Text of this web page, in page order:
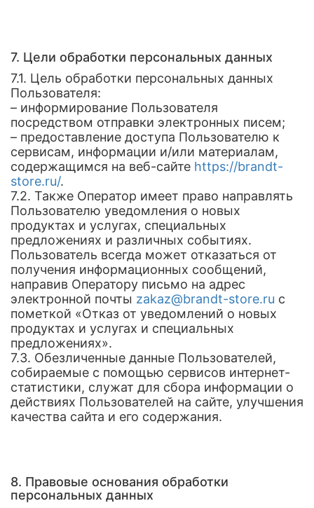
7. Цели обработки персональных данных
7.1. Цель обработки персональных данных
Пользователя:
– информирование Пользователя
посредством отправки электронных писем;
– предоставление доступа Пользователю к
сервисам, информации и/или материалам,
содержащимся на веб-сайте https://brandt-
store.ru/.
7.2. Также Оператор имеет право направлять
Пользователю уведомления о новых
продуктах и услугах, специальных
предложениях и различных событиях.
Пользователь всегда может отказаться от
получения информационных сообщений,
направив Оператору письмо на адрес
электронной почты zakaz@brandt-store.ru с
пометкой «Отказ от уведомлений о новых
продуктах и услугах и специальных
предложениях».
7.3. Обезличенные данные Пользователей,
собираемые с помощью сервисов интернет-
статистики, служат для сбора информации о
действиях Пользователей на сайте, улучшения
качества сайта и его содержания.
8. Правовые основания обработки
персональных данных